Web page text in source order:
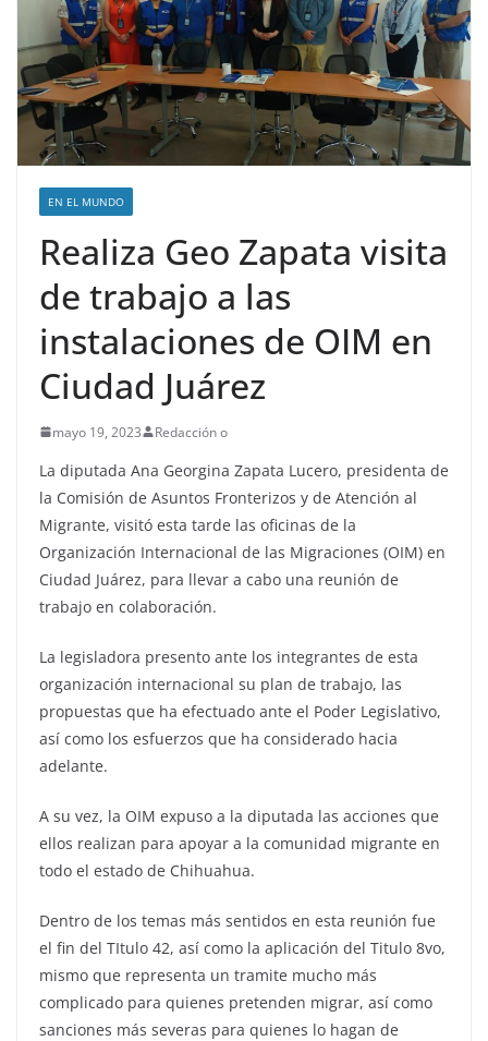
EN EL MUNDO
Realiza Geo Zapata visita
de trabajo a las
instalaciones de OIM en
Ciudad Juárez
mayo 19, 2023 Redacción o
La diputada Ana Georgina Zapata Lucero, presidenta de
la Comisión de Asuntos Fronterizos y de Atención al
Migrante, visitó esta tarde las oficinas de la
Organización Internacional de las Migraciones (OIM) en
Ciudad Juárez, para llevar a cabo una reunión de
trabajo en colaboración.
La legisladora presento ante los integrantes de esta
organización internacional su plan de trabajo, las
propuestas que ha efectuado ante el Poder Legislativo,
así como los esfuerzos que ha considerado hacia
adelante.
A su vez, la OIM expuso a la diputada las acciones que
ellos realizan para apoyar a la comunidad migrante en
todo el estado de Chihuahua.
Dentro de los temas más sentidos en esta reunión fue
el fin del TItulo 42, así como la aplicación del Titulo 8vo,
mismo que representa un tramite mucho más
complicado para quienes pretenden migrar, así como
sanciones más severas para quienes lo hagan de